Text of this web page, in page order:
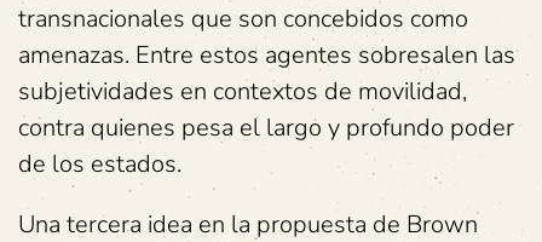
transnacionales que son concebidos como
amenazas. Entre estos agentes sobresalen las
subjetividades en contextos de movilidad,
contra quienes pesa el largo y profundo poder
de los estados.
Una tercera idea en la propuesta de Brown